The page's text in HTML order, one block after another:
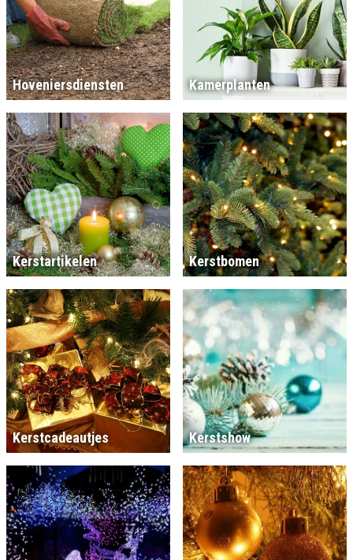
Hoveniersdiensten Kamerplanten
Kerstartikelen Kerstbomen
Kerstcadeautjes Kerstshow